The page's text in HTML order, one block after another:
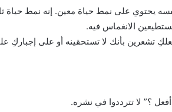
يحتوي على نمط حياة معين. إنه نمط حياة
الانغماس فيه.
تشعرين بأنك لا تستحقينه أو على إجباركِ
؟” لا تترددوا في نشره.